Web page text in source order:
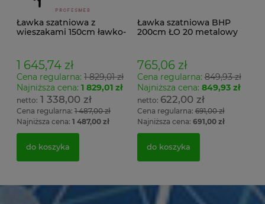
Ławka szatniowa z
wieszakami 150cm ławko-
1 645,74 zł
Cena regularna: 1 829,01 zł
Najniższa cena: 1 829,01 zł
1 338,00 zł
Cena regularna: 1 487,00 zł
Najniższa cena: 1 487,00 zł
do koszyka
Ławka szatniowa BHP
200cm ŁO 20 metalowy
765,06 zł
Cena regularna:849,93 zł
Najniższa cena: 849,93 zł
622,00 zł
Cena regularna:691,00 zł
Najniższa cena: 691,00 zł
do koszyka